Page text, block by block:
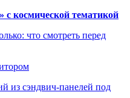
с космической тематикой
что смотреть перед
из сэндвич-панелей под